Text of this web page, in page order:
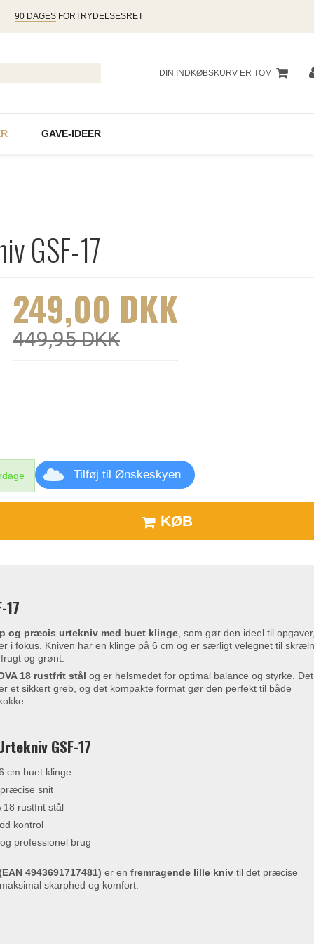
90 DAGESFORTRYDELSESRET
DIN INDKØBSKURV ER TOM
GAVE-IDEER
GSF-17
249,00 DKK
449,95 DKK
Tilføj til Ønskeskyen
KØB
17
og præcis urtekniv med buet klinge , som gør den ideel til
i fokus. Kniven har en klinge på 6 cm og er særligt velegnet til
og grønt.
18 rustfrit stål og er helsmedet for optimal balance og styrke. Det
et sikkert greb, og det kompakte format gør den perfekt til både
GSF-17
cm buet klinge
snit
18 rustfrit stål
kontrol
professionel brug
4943691717481) er en fremragende lille kniv til det præcise
skarphed og komfort.